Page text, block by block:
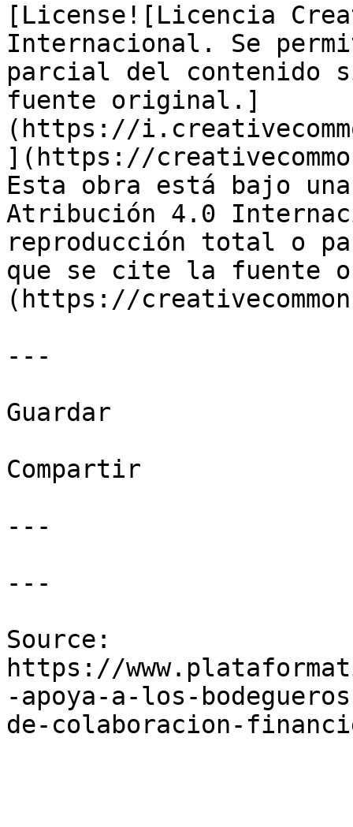
[License![Licencia
Internacional. Se
parcial del contenido
fuente original.]
(https://
](https://
Esta obra está bajo
Atribución 4.0
reproducción total o
que se cite la fuente
(https://
---
Guardar
Compartir
---
---
Source:
https://
-apoya-a-los-